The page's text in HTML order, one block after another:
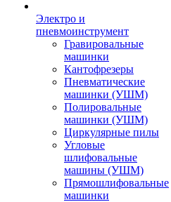
Электро и
пневмоинструмент
Гравировальные
машинки
Кантофрезеры
Пневматические
машинки (УШМ)
Полировальные
машинки (УШМ)
Циркулярные пилы
Угловые
шлифовальные
машины (УШМ)
Прямошлифовальные
машинки